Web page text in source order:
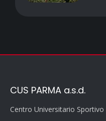
CUS PARMA a.s.d.
Centro Universitario Sportivo